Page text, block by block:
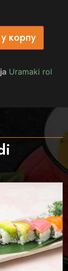
корпу
Uramaki rol